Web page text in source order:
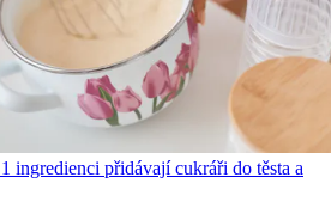
ingredienci přidávají cukráři do těsta a